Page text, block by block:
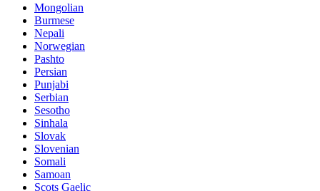
Mongolian
Burmese
Nepali
Norwegian
Pashto
Persian
Punjabi
Serbian
Sesotho
Sinhala
Slovak
Slovenian
Somali
Samoan
Scots Gaelic